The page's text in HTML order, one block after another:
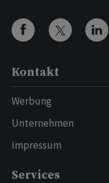
Kontakt
Werbung
Unternehmen
Impressum
Services